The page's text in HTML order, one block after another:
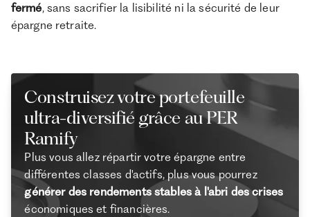
fermé, sans sacrifier la lisibilité ni la sécurité de leur
épargne retraite.
Construisez votre portefeuille
ultra-diversifié grâce au PER
Ramify
Plus vous allez répartir votre épargne entre
différentes classes d'actifs, plus vous pourrez
générer des rendements stables à l'abri des crises
économiques et financières.